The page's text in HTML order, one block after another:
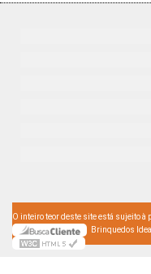
O inteiro teor deste site está sujeito
Brinquedos